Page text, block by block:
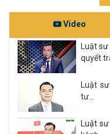
Video
Luật
quyết
Luật
tư...
Luật